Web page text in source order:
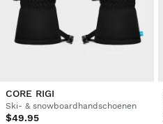
CORE RIGI
Ski- & snowboardhandschoenen
$49.95